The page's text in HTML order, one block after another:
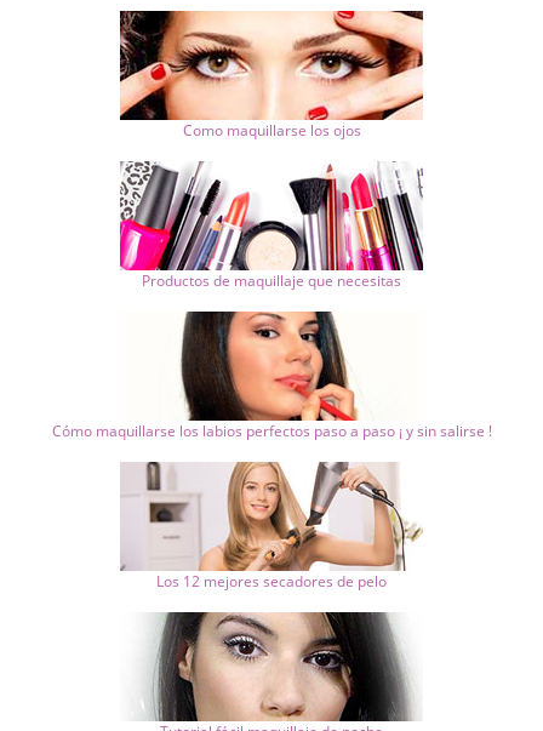
Como maquillarse los ojos
Productos de maquillaje que necesitas
Cómo maquillarse los labios perfectos paso a paso ¡ y sin salirse !
Los 12 mejores secadores de pelo